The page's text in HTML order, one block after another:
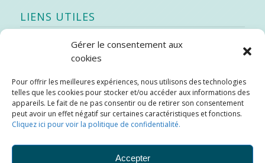
Gérer le consentement aux
cookies
Pour offrir les meilleures expériences, nous utilisons des technologies
telles que les cookies pour stocker et/ou accéder aux informations des
appareils. Le fait de ne pas consentir ou de retirer son consentement
peut avoir un effet négatif sur certaines caractéristiques et fonctions.
Cliquez ici pour voir la politique de confidentialité.
Accepter
LIENS UTILES
Quoi de neuf
Stratégie québécoise d’économie d’eau potable
Bibliothèque
Météo locale